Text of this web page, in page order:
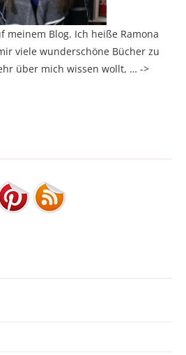
meinem Blog. Ich heiße Ramona
viele wunderschöne Bücher zu
über mich wissen wollt, … ->